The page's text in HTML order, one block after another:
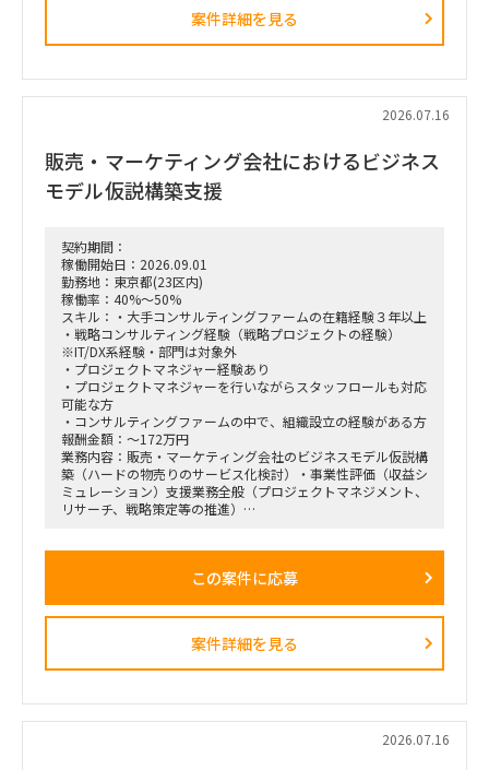
不可欠。だがその専門人材が社内におらず、既存メンバーが兼
務で対応。
依頼業務：
・データ統合／製販オペレーション。日次・週次・月次の各頻
度で売上状況を見て在庫補給を判断し、月末月初に実績を踏ま
・様々な種類・量のデータをざっと紐解き、経営層が意思決定
しやすい形／現場でオペレーションが回る形に整理。
性が良い。1〜2ヶ月でガッツリ作り込み、担当が1人抜けても
成立する状態にしたい。
案件詳細を見る
2026.07.16
販売・マーケティング会社におけるビジネス
モデル仮説構築支援
契約期間：
稼働開始日：2026.09.01
勤務地：東京都(23区内)
稼働率：40%～50%
スキル：・大手コンサルティングファームの在籍経験３年以上
・戦略コンサルティング経験（戦略プロジェクトの経験）
※IT/DX系経験・部門は対象外
・プロジェクトマネジャー経験あり
・プロジェクトマネジャーを行いながらスタッフロールも対応
可能な方
・コンサルティングファームの中で、組織設立の経験がある方
報酬金額：～172万円
業務内容：販売・マーケティング会社のビジネスモデル仮説構
築（ハードの物売りのサービス化検討）・事業性評価（収益シ
ミュレーション）支援業務全般（プロジェクトマネジメント、
リサーチ、戦略策定等の推進）
正解がない難易度の高いPJ」にプロジェクトをリードする立場
（例）
・市場環境分析、潜在市場規模（TAM、SAM）の推計、および
競合モデル調査を通じた成長戦略立案
ンス（BDD）の実行、および買収後のPMI支援
・財務モデリング（トップライン・コストの構成要素分解）を
この案件に応募
案件詳細を見る
2026.07.16